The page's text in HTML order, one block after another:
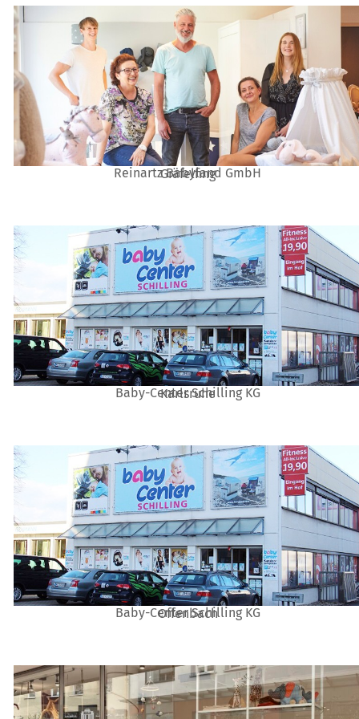
Gräfelfing
Reinartz Babyland GmbH
Karlsruhe
Baby-Center Schilling KG
Offenbach
Baby-Center Schilling KG